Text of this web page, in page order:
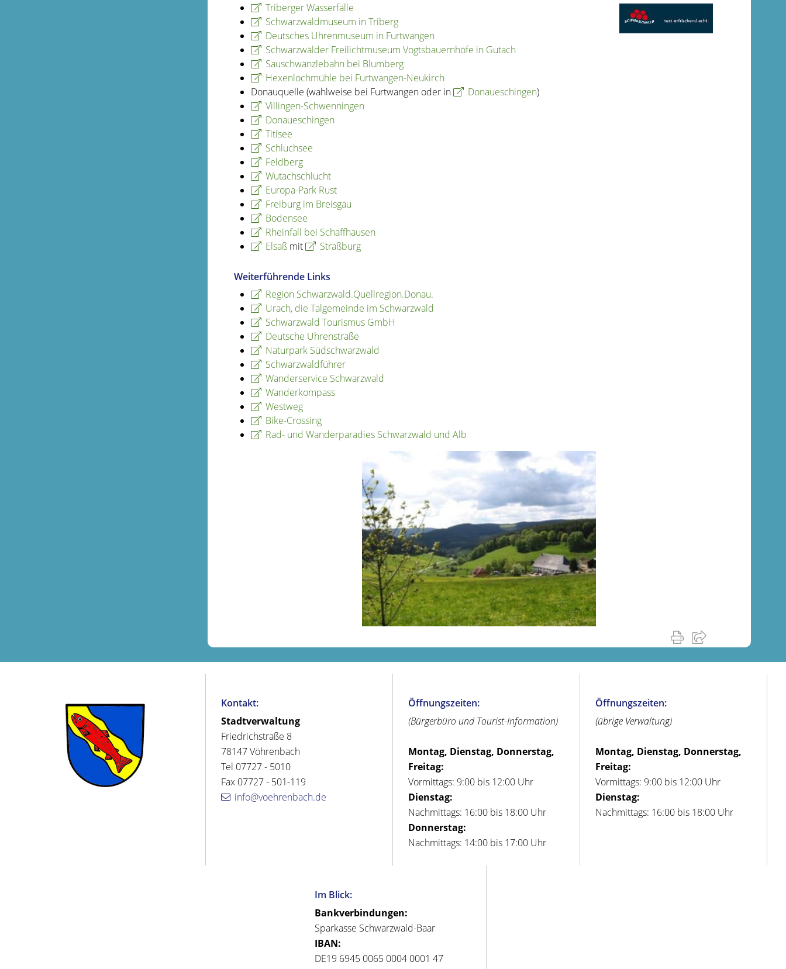
Triberger Wasserfälle
Schwarzwaldmuseum in Triberg
Deutsches Uhrenmuseum in Furtwangen
Schwarzwälder Freilichtmuseum Vogtsbauernhöfe in Gutach
Sauschwänzlebahn bei Blumberg
Hexenlochmühle bei Furtwangen-Neukirch
Donauquelle (wahlweise bei Furtwangen oder in
Donaueschingen)
Villingen-Schwenningen
Donaueschingen
Titisee
Schluchsee
Feldberg
Wutachschlucht
Europa-Park Rust
Freiburg im Breisgau
Bodensee
Rheinfall bei Schaffhausen
Elsaßmit Straßburg
Weiterführende Links
Region Schwarzwald.Quellregion.Donau.
Urach, die Talgemeinde im Schwarzwald
Schwarzwald Tourismus GmbH
Deutsche Uhrenstraße
Naturpark Südschwarzwald
Schwarzwaldführer
Wanderservice Schwarzwald
Wanderkompass
Westweg
Bike-Crossing
Rad- und Wanderparadies Schwarzwald und Alb
Kontakt:
Stadtverwaltung
Friedrichstraße 8
78147 Vöhrenbach
Tel 07727 - 5010
Fax 07727 - 501-119
info@voehrenbach.de
Öffnungszeiten:
(Bürgerbüro und Tourist-Information)
Montag, Dienstag, Donnerstag,
Freitag:
Vormittags: 9:00 bis 12:00 Uhr
Dienstag:
Nachmittags: 16:00 bis 18:00 Uhr
Donnerstag:
Nachmittags: 14:00 bis 17:00 Uhr
Öffnungszeiten:
(übrige Verwaltung)
Montag, Dienstag, Donnerstag,
Freitag:
Vormittags: 9:00 bis 12:00 Uhr
Dienstag:
Nachmittags: 16:00 bis 18:00 Uhr
Im Blick:
Bankverbindungen:
Sparkasse Schwarzwald-Baar
IBAN:
DE19 6945 0065 0004 0001 47